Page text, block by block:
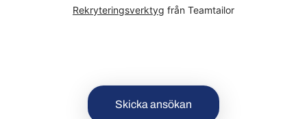
Skicka ansökan
Rekryteringsverktyg från Teamtailor